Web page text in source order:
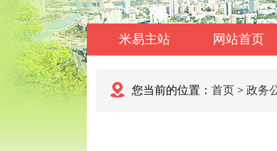
米易主站 网站首页
您当前的位置： 首页 > 政务